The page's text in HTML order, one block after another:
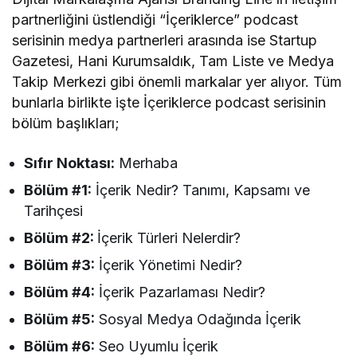
partnerliğini üstlendiği “İçeriklerce” podcast
serisinin medya partnerleri arasında ise Startup
Gazetesi, Hani Kurumsaldık, Tam Liste ve Medya
Takip Merkezi gibi önemli markalar yer alıyor. Tüm
bunlarla birlikte işte İçeriklerce podcast serisinin
bölüm başlıkları;
Sıfır Noktası: Merhaba
Bölüm #1: İçerik Nedir? Tanımı, Kapsamı ve
Tarihçesi
Bölüm #2: İçerik Türleri Nelerdir?
Bölüm #3: İçerik Yönetimi Nedir?
Bölüm #4: İçerik Pazarlaması Nedir?
Bölüm #5: Sosyal Medya Odağında İçerik
Bölüm #6: Seo Uyumlu İçerik